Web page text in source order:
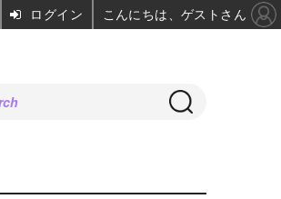
ログイン こんにちは、ゲストさん